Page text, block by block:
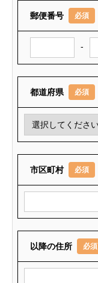
郵便番号 必須
-
都道府県 必須
市区町村 必須
以降の住所 必須